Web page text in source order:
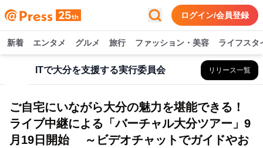
ログイン/会員登録
新着 エンタメ グルメ 旅行 ファッション・美容 ライフスタ
ITで大分を支援する実行委員会 リリース一覧
ご自宅にいながら大分の魅力を堪能できる！
ライブ中継による「バーチャル大分ツアー」9
月19日開始 ～ビデオチャットでガイドやお